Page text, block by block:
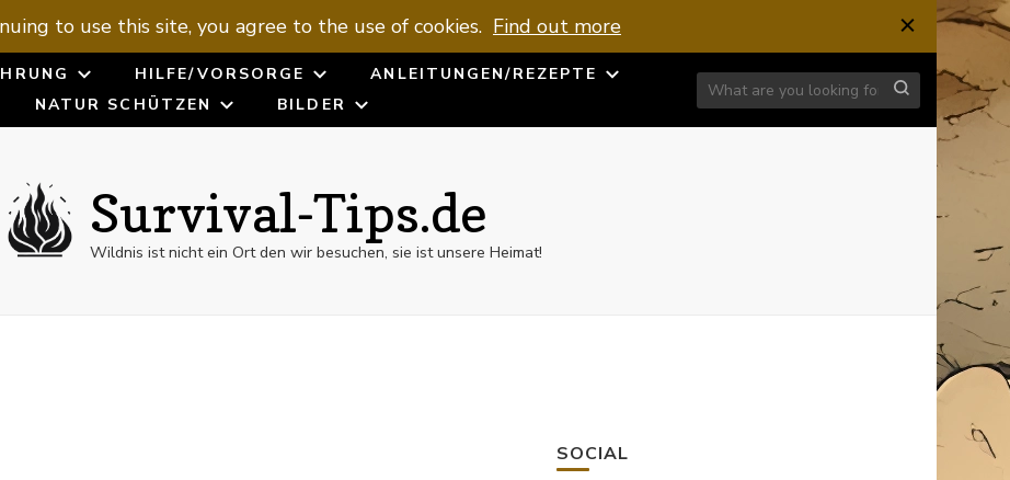
to use this site, you agree to the use of cookies. Find out more
HILFE/VORSORGE
ANLEITUNGEN/REZEPTE
NATUR SCHÜTZEN
BILDER
Looking for Something?
Survival-Tips.de
Wildnis ist nicht ein Ort den wir besuchen, sie ist unsere Heimat!
SOCIAL